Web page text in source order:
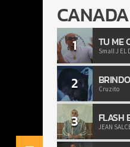
1 TU ME
Small J EL
2 BRINDO
Cruzito
3 FLASH
JEAN